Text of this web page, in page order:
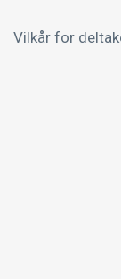
Vilkår for